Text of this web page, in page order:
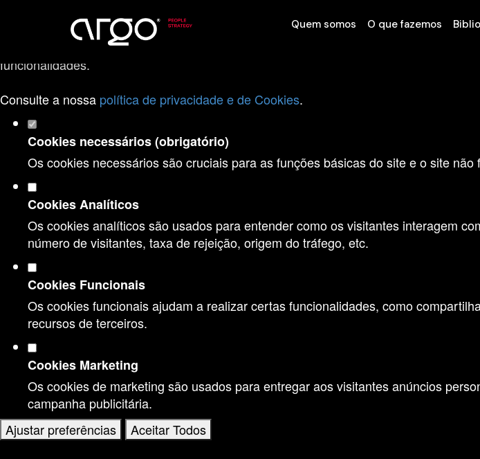
Defina as suas preferências de cookies para este website.
Este website utiliza cookies estritamente necessários, analíticos e funcionais, para
funcionalidades.
Consulte a nossa política de privacidade e de Cookies.
Cookies necessários (obrigatório)
Os cookies necessários são cruciais para as funções básicas do site e o site
Cookies Analíticos
Os cookies analíticos são usados para entender como os visitantes interagem
número de visitantes, taxa de rejeição, origem do tráfego, etc.
Cookies Funcionais
Os cookies funcionais ajudam a realizar certas funcionalidades, como
recursos de terceiros.
Cookies Marketing
Os cookies de marketing são usados para entregar aos visitantes anúncios
campanha publicitária.
Ajustar preferências
Aceitar Todos
Quem somos O que fazemos